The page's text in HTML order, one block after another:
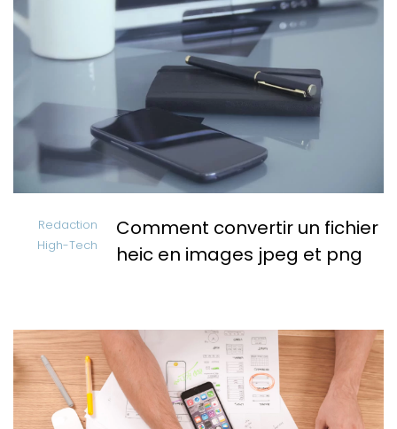
Redaction
High-Tech
Comment convertir un fichier
heic en images jpeg et png